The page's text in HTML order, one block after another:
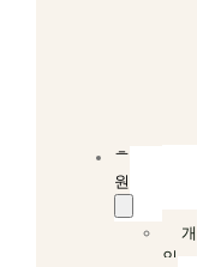
후
원
개
인